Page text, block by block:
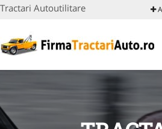
Tractari Autoutilitare